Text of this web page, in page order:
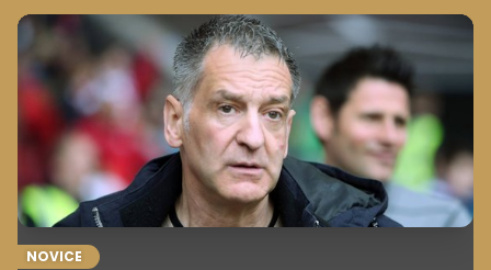
dejanju, skupaj naj bi nakradla več kot milijon evrov
zbranih kovancev. Preiskava se je začela zaradi suma
pranja denarja po zaznavi sumljivih bančnih pologov.
NOVICE